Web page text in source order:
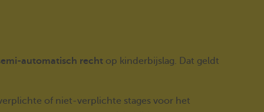
automatisch rechtop kinderbijslag. Dat geldt
of niet-verplichte stages voor het